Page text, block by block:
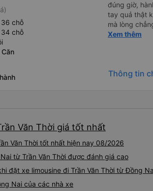
36 chỗ
34 chỗ
đúng giờ,
tay quả thật khiến tôi an tâm, mãn ý. Đường xa muôn dặm
mà lòng
cẩn, hiếm
Xem thêm
Thông tin
Văn Thời giá tốt nhất
Văn Thời tốt nhất hiện nay 08/2026
từ Trần Văn Thời được đánh giá cao
đặt xe limousine đi Trần Văn Thời từ Đồng
Nai của các nhà xe